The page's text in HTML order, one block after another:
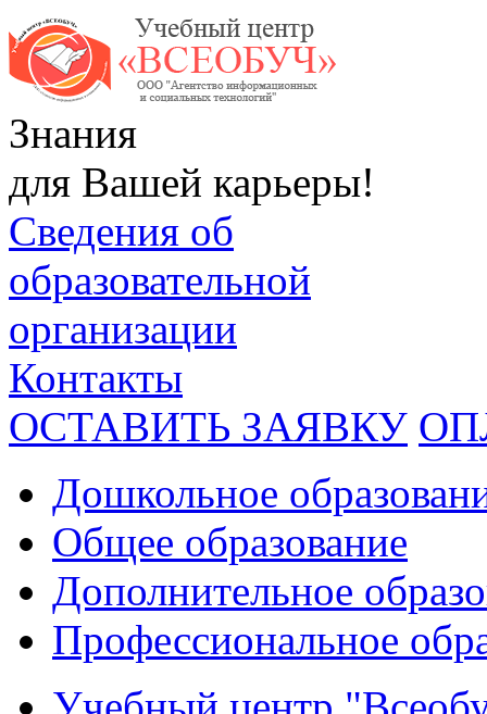
Знания
для Вашей карьеры!
Сведения об
образовательной
организации
Контакты
ОСТАВИТЬ ЗАЯВКУ
Дошкольное
Общее образование
Дополнительное
Профессиональное